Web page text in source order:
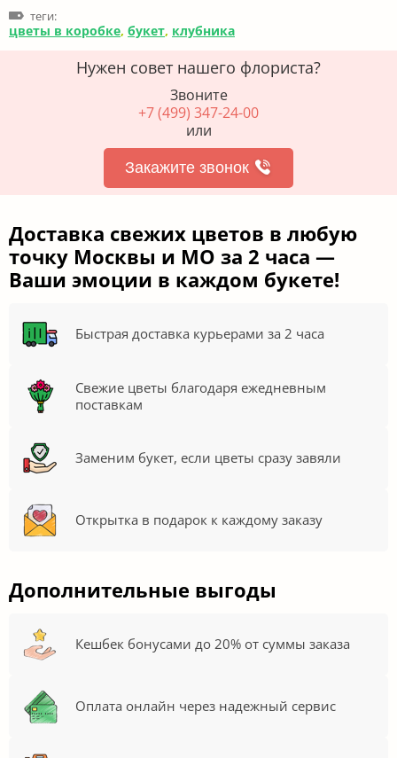
теги:
цветы в коробке, букет, клубника
Нужен совет нашего флориста?
Звоните
+7 (499) 347-24-00
или
Закажите звонок
Доставка свежих цветов в любую
точку Москвы и МО за 2 часа —
Ваши эмоции в каждом букете!
Быстрая доставка курьерами за 2 часа
Свежие цветы благодаря ежедневным
поставкам
Заменим букет, если цветы сразу завяли
Открытка в подарок к каждому заказу
Дополнительные выгоды
Кешбек бонусами до 20% от суммы заказа
Оплата онлайн через надежный сервис